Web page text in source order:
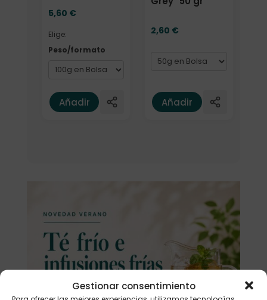
Gestionar consentimiento
5,60 €
Elige:
Peso/formato
Añadir
2,60 €
Añadir